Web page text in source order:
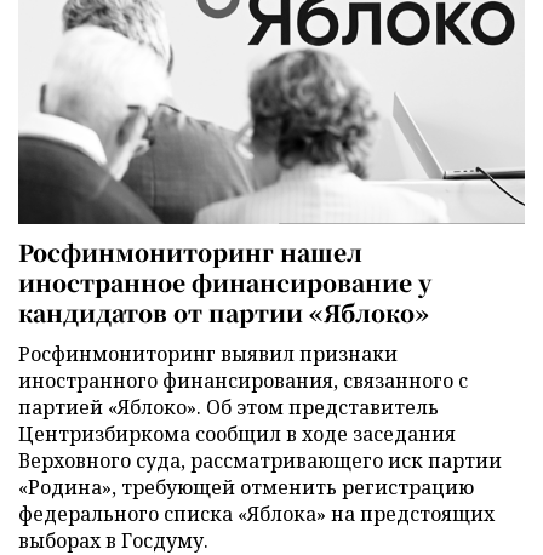
Росфинмониторинг нашел
иностранное финансирование у
кандидатов от партии «Яблоко»
Росфинмониторинг выявил признаки
иностранного финансирования, связанного с
партией «Яблоко». Об этом представитель
Центризбиркома сообщил в ходе заседания
Верховного суда, рассматривающего иск партии
«Родина», требующей отменить регистрацию
федерального списка «Яблока» на предстоящих
выборах в Госдуму.